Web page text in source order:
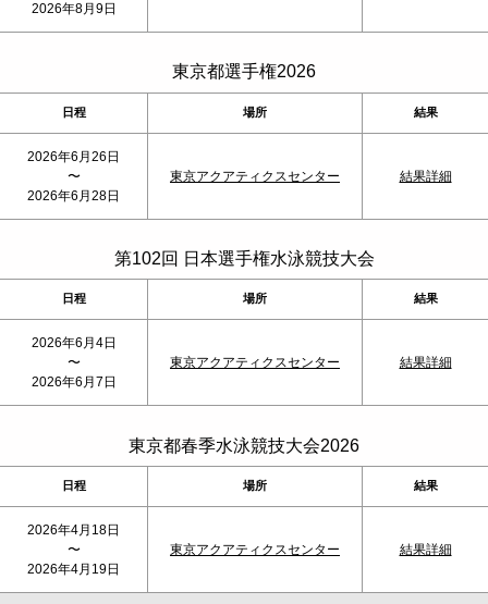
2026年8月9日
東京都選手権2026
日程 場所 結果
2026年6月26日
〜
2026年6月28日
東京アクアティクスセンター 結果詳細
第102回 日本選手権水泳競技大会
日程 場所 結果
2026年6月4日
〜
2026年6月7日
東京アクアティクスセンター 結果詳細
東京都春季水泳競技大会2026
日程 場所 結果
2026年4月18日
〜
2026年4月19日
東京アクアティクスセンター 結果詳細